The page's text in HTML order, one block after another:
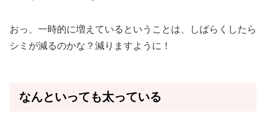
おっ、一時的に増えているということは、しばらくしたら
シミが減るのかな？減りますように！
なんといっても太っている